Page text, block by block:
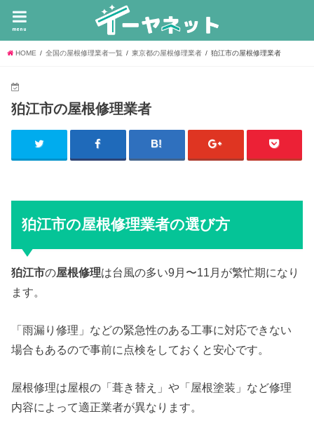
menu
HOME 全国の屋根修理業者一覧 東京都の屋根修理業者 狛江市の屋根修理業者
狛江市の屋根修理業者
狛江市の屋根修理業者の選び方
狛江市の屋根修理は台風の多い9月〜11月が繁忙期になり
ます。
「雨漏り修理」などの緊急性のある工事に対応できない
場合もあるので事前に点検をしておくと安心です。
屋根修理は屋根の「葺き替え」や「屋根塗装」など修理
内容によって適正業者が異なります。